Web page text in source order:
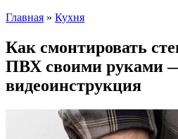
Главная » Кухня
Как смонтировать
ПВХ своими руками
видеоинструкция